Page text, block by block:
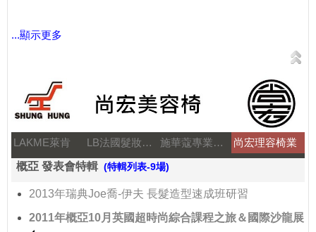
...顯示更多
LAKME萊肯 LB法國髮妝之鑰 施華蔻專業美髮
尚宏理容椅業
概亞 發表會特輯 (特輯列表-9場)
2013年瑞典Joe喬-伊夫 長髮造型速成班研習
2011年概亞10月英國超時尚綜合課程之旅＆國際沙龍展